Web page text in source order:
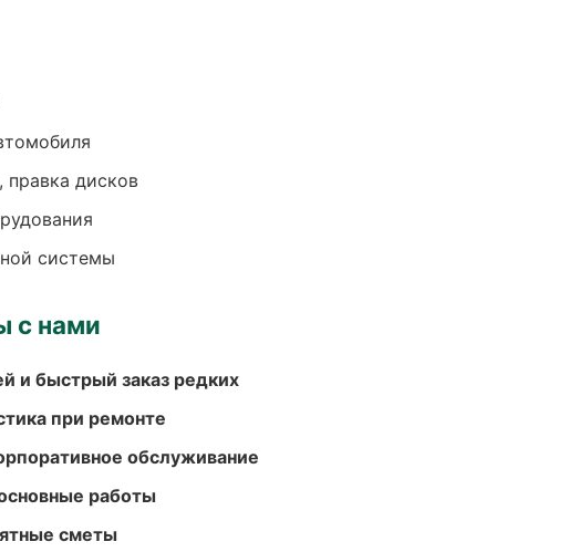
дисков
системы
с нами
и быстрый заказ редких
при ремонте
обслуживание
работы
сметы